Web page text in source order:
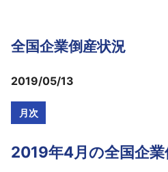
全国企業倒産状況
2019/05/13
月次
2019年4月の全国企